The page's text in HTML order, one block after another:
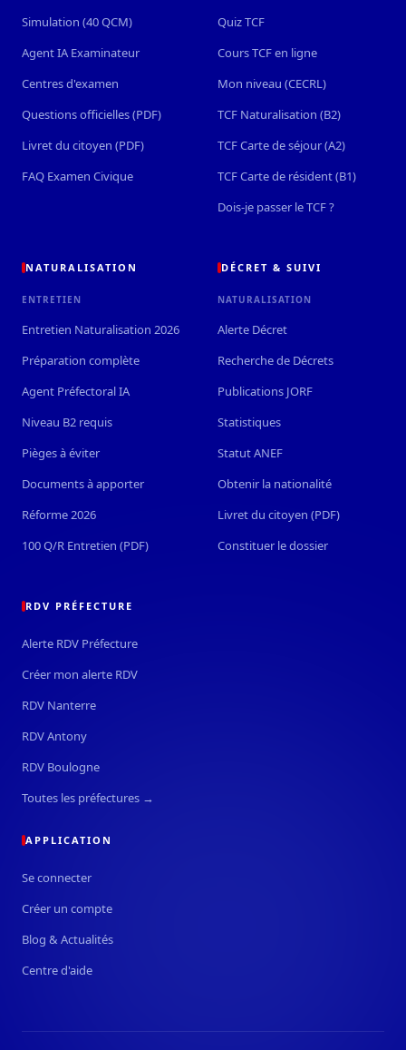
Simulation (40 QCM)
Agent IA Examinateur
Centres d'examen
Questions officielles (PDF)
Livret du citoyen (PDF)
FAQ Examen Civique
Quiz TCF
Cours TCF en ligne
Mon niveau (CECRL)
TCF Naturalisation (B2)
TCF Carte de séjour (A2)
TCF Carte de résident (B1)
Dois-je passer le TCF ?
NATURALISATION
ENTRETIEN
Entretien Naturalisation 2026
Préparation complète
Agent Préfectoral IA
Niveau B2 requis
Pièges à éviter
Documents à apporter
Réforme 2026
100 Q/R Entretien (PDF)
DÉCRET & SUIVI
NATURALISATION
Alerte Décret
Recherche de Décrets
Publications JORF
Statistiques
Statut ANEF
Obtenir la nationalité
Livret du citoyen (PDF)
Constituer le dossier
RDV PRÉFECTURE
Alerte RDV Préfecture
Créer mon alerte RDV
RDV Nanterre
RDV Antony
RDV Boulogne
Toutes les préfectures →
APPLICATION
Se connecter
Créer un compte
Blog & Actualités
Centre d'aide